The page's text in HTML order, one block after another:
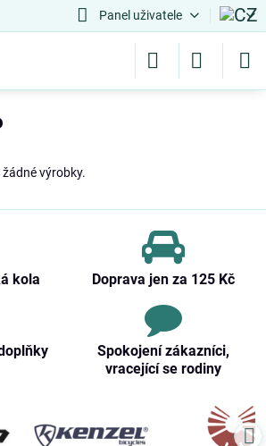
Panel uživatele
výrobky.
kola Doprava jen za 125 Kč
Spokojení zákazníci,
vracející se rodiny